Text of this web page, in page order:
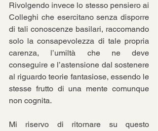
Rivolgendo invece lo stesso pensiero ai
Colleghi che esercitano senza disporre
di tali conoscenze basilari, raccomando
solo la consapevolezza di tale propria
carenza, l’umiltà che ne deve
conseguire e l’astensione dal sostenere
al riguardo teorie fantasiose, essendo le
stesse frutto di una mente comunque
non cognita.
Mi riservo di ritornare su questo